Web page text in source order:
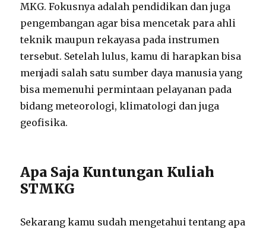
MKG. Fokusnya adalah pendidikan dan juga
pengembangan agar bisa mencetak para ahli
teknik maupun rekayasa pada instrumen
tersebut. Setelah lulus, kamu di harapkan bisa
menjadi salah satu sumber daya manusia yang
bisa memenuhi permintaan pelayanan pada
bidang meteorologi, klimatologi dan juga
geofisika.
Apa Saja Kuntungan Kuliah
STMKG
Sekarang kamu sudah mengetahui tentang apa